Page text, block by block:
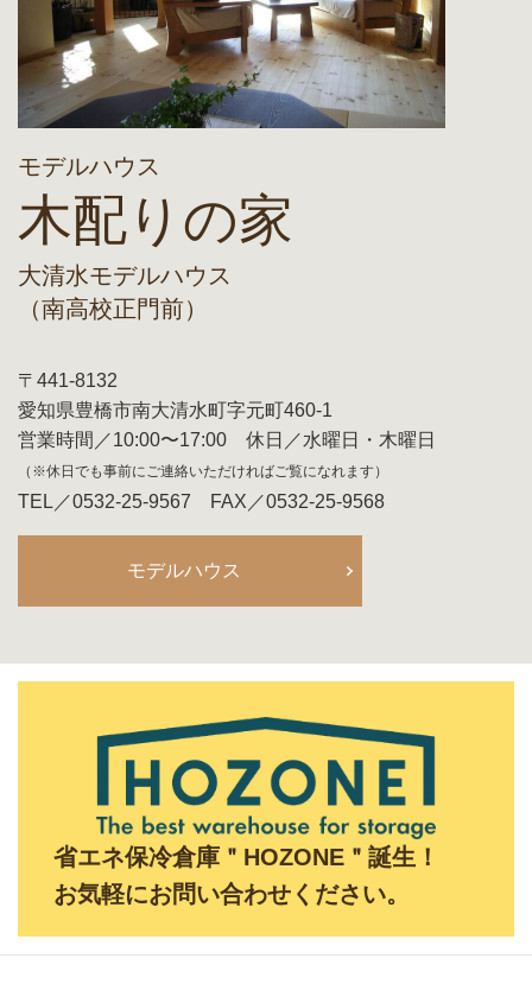
モデルハウス
木配りの家
大清水モデルハウス
（南高校正門前）
〒441-8132
愛知県豊橋市南大清水町字元町460-1
営業時間／10:00〜17:00 休日／水曜日・木曜日
（※休日でも事前にご連絡いただければご覧になれます）
TEL／0532-25-9567 FAX／0532-25-9568
モデルハウス
省エネ保冷倉庫＂HOZONE＂誕生！
お気軽にお問い合わせください。